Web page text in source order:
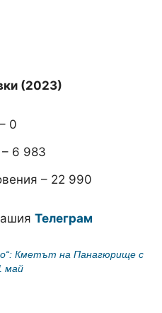
(2023)
0
6 983
– 22 990
Телеграм
Кметът на Панагюрище с
май